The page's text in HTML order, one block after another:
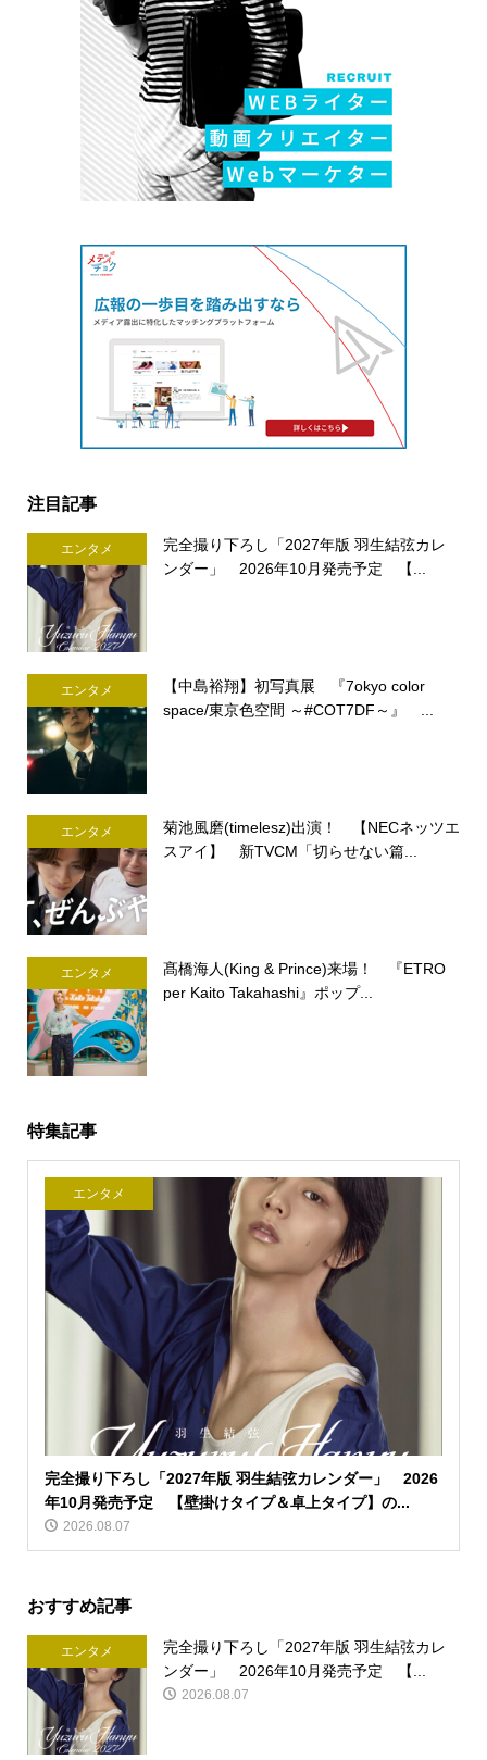
注目記事
エンタメ
完全撮り下ろし「2027年版 羽生結弦カレ
ンダー」 2026年10月発売予定 【...
エンタメ
【中島裕翔】初写真展 『7okyo color
space/東京色空間 ～#COT7DF～』 ...
エンタメ
菊池風磨(timelesz)出演！ 【NECネッツエ
スアイ】 新TVCM「切らせない篇...
エンタメ
髙橋海人(King & Prince)来場！ 『ETRO
per Kaito Takahashi』ポップ...
特集記事
エンタメ
完全撮り下ろし「2027年版 羽生結弦カレンダー」 2026
年10月発売予定 【壁掛けタイプ＆卓上タイプ】の...
2026.08.07
おすすめ記事
エンタメ
完全撮り下ろし「2027年版 羽生結弦カレ
ンダー」 2026年10月発売予定 【...
2026.08.07